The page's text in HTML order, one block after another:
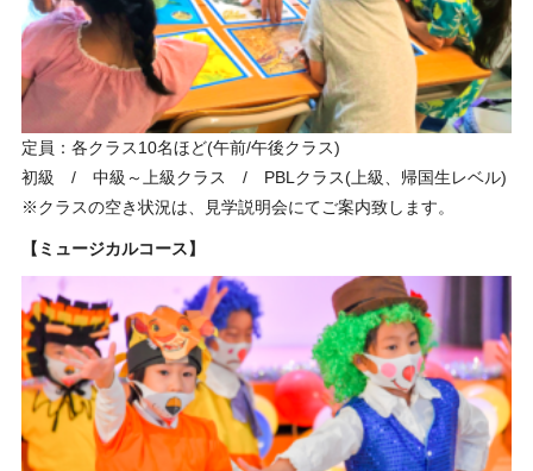
定員：各クラス10名ほど(午前/午後クラス)
初級 / 中級～上級クラス / PBLクラス(上級、帰国生レベル)
※クラスの空き状況は、見学説明会にてご案内致します。
【ミュージカルコース】